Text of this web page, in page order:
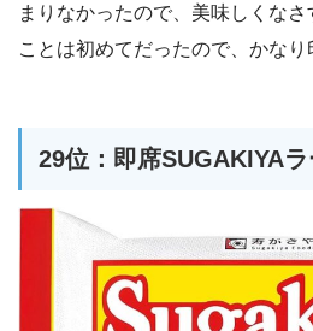
まりなかったので、美味しくな
ことは初めてだったので、かなり
29位：即席SUGAKIYA